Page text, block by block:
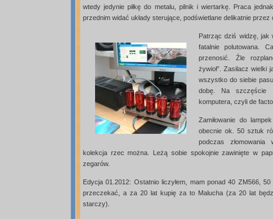
wtedy jedynie piłkę do metalu, pilnik i wiertarkę. Praca
przednim widać układy sterujące, podświetlane delikatnie przez
Patrząc dziś widzę, jak
fatalnie polutowana.
przenosić. Źle
żywioł”. Zasilacz wielki
wszystko do siebie
dobę. Na szczęście
komputera, czyli de
Zamiłowanie do
obecnie ok. 50 sztuk
podczas złomowania
kolekcja rzec można. Leżą sobie spokojnie zawinięte w
zegarów.
Edycja 01.2012: Ostatnio liczyłem, mam ponad 40 ZM566,
przeczekać, a za 20 lat kupię za to Malucha (za 20 lat
starczy).